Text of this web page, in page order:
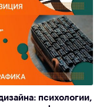
психологии,